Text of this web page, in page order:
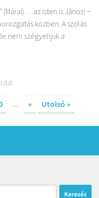
(Márai) …az isten is János! −
közben. A szólás
nem szégyelljük a
... » Utolsó »